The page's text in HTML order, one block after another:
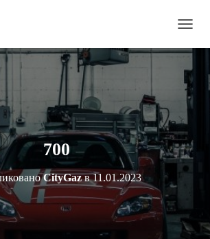
Е
Е
К
Л
Ч
И
Т
Ь
И
Г
700
CityGazв11.01.2023